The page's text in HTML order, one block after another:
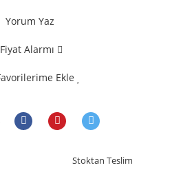
Yorum Yaz
Fiyat Alarmı
Ekle
Stoktan Teslim